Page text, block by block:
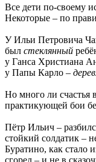
Все дети по-своему
Некоторые – по
У Ильи Петровича
был стеклянный
у Ганса Христиана
у Папы Карло –
Но много ли счастья
практикующей бои
Пётр Ильич –
стойкий солдатик –
Буратино, как стало
сгорел – и не в